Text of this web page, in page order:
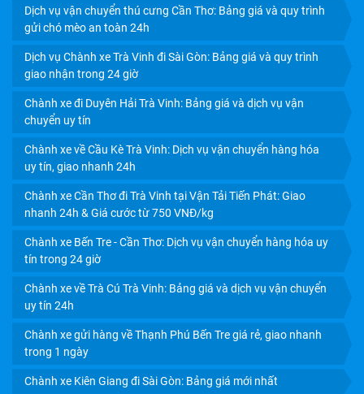
CHÀNH XE VĨNH LONG: GIÁ CƯỚC RẺ, GIAO NHẬN
CHÀNH XE CẦN THƠ: CHỈ 750Đ/KG, GIÁ TIẾT KIỆM,
Dịch vụ vận chuyển thú cưng Cần Thơ: Bảng giá và quy trình
gửi chó mèo an toàn 24h
Dịch vụ Chành xe Trà Vinh đi Sài Gòn: Bảng giá và quy trình
giao nhận trong 24 giờ
Chành xe đi Duyên Hải Trà Vinh: Bảng giá và dịch vụ vận
chuyển uy tín
Chành xe về Cầu Kè Trà Vinh: Dịch vụ vận chuyển hàng hóa
uy tín, giao nhanh 24h
Chành xe Cần Thơ đi Trà Vinh tại Vận Tải Tiến Phát: Giao
nhanh 24h & Giá cước từ 750 VNĐ/kg
Chành xe Bến Tre - Cần Thơ: Dịch vụ vận chuyển hàng hóa uy
tín trong 24 giờ
Chành xe về Trà Cú Trà Vinh: Bảng giá và dịch vụ vận chuyển
uy tín 24h
Chành xe gửi hàng về Thạnh Phú Bến Tre giá rẻ, giao nhanh
trong 1 ngày
Chành xe Kiên Giang đi Sài Gòn: Bảng giá mới nhất